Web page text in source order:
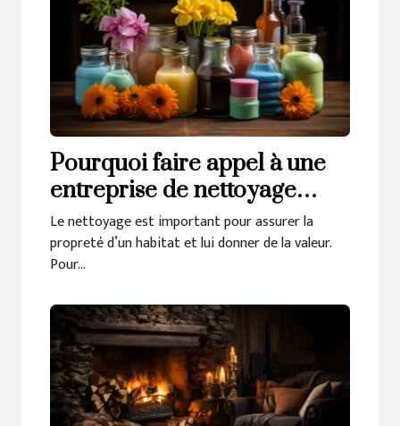
Pourquoi faire appel à une
entreprise de nettoyage
pour votre habitat ?
Le nettoyage est important pour assurer la
propreté d’un habitat et lui donner de la valeur.
Pour...